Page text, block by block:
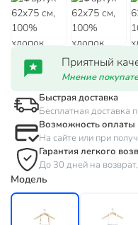
Приятный
Мнение
Быстрая доставка
Бесплатная доставка
Возможность оплаты
На сайте или при
Гарантия легкого
До 30 дней на
Модель